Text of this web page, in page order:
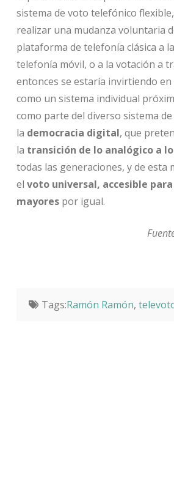
sistema de voto telefónico
realizar una mudanza voluntaria
plataforma de telefonía clásica a
telefonía móvil, o a la votación a
entonces se estaría invirtiendo en
como un sistema individual
como parte del diverso sistema
la democracia digital, que
la transición de lo analógico a
todas las generaciones, y de esta
el voto universal, accesible
mayorespor igual.
Tags:Ramón Ramón,